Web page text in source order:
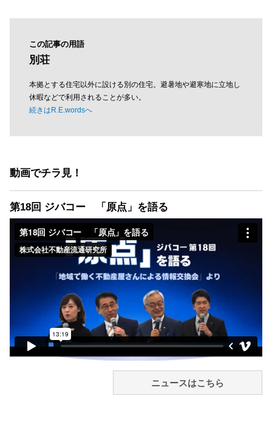
この記事の用語
別荘
本拠とする住宅以外に設ける別の住宅。避暑地や避寒地に立地し
休暇などで利用されることが多い。
続きはR.E.wordsへ
動画でチラ見！
第18回 ジバコー 「原点」を語る
ニュースはこちら